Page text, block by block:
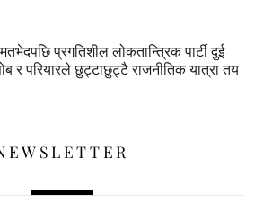
प्रगतिशील लोकतान्त्रिक पार्टी दुई
र परियारले छुट्टाछुट्टै राजनीतिक यात्रा तय